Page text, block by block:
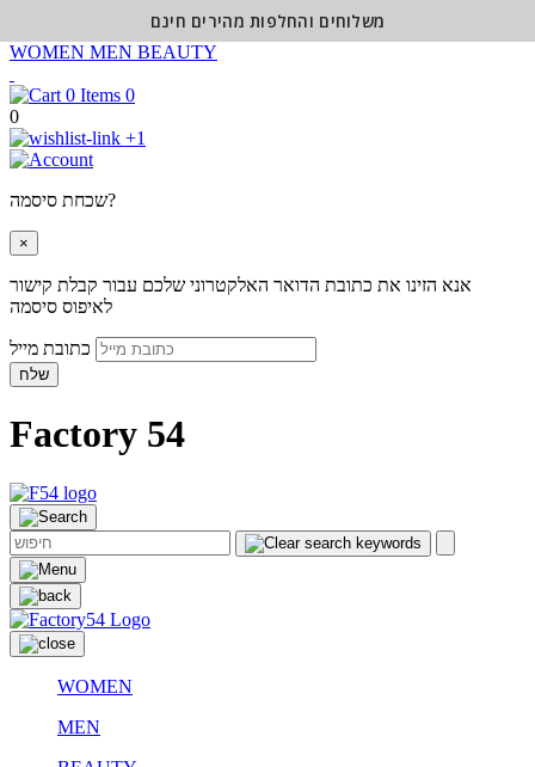
WOMEN MEN BEAUTY
0
0
+1
שכחת סיסמה?
×
אנא הזינו את כתובת הדואר האלקטרוני שלכם עבור קבלת קישור
לאיפוס סיסמה
שלח
Factory 54
WOMEN
MEN
משלוחים והחלפות מהירים חינם